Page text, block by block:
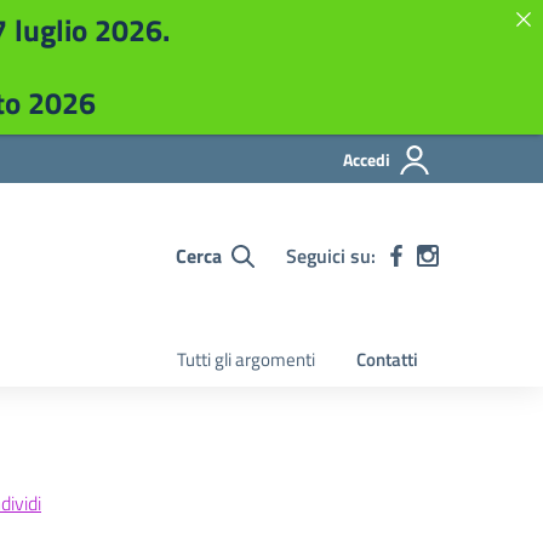
Accedi
Cerca Seguici su:
Tutti gli argomenti Contatti
luglio 2026.
2026